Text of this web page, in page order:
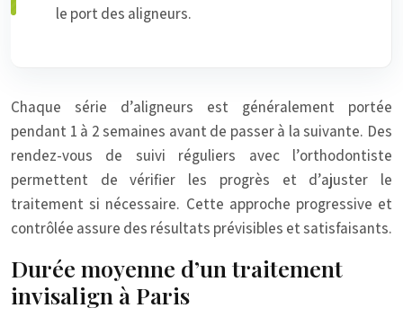
le port des aligneurs.
Chaque série d’aligneurs est généralement portée
pendant 1 à 2 semaines avant de passer à la suivante. Des
rendez-vous de suivi réguliers avec l’orthodontiste
permettent de vérifier les progrès et d’ajuster le
traitement si nécessaire. Cette approche progressive et
contrôlée assure des résultats prévisibles et satisfaisants.
Durée moyenne d’un traitement
invisalign à Paris